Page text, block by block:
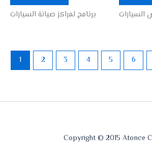
برنامج لمراكز صيانة السيارات
السيارات
1 2 3 4 5 6
Copyright © 2015 Atonce